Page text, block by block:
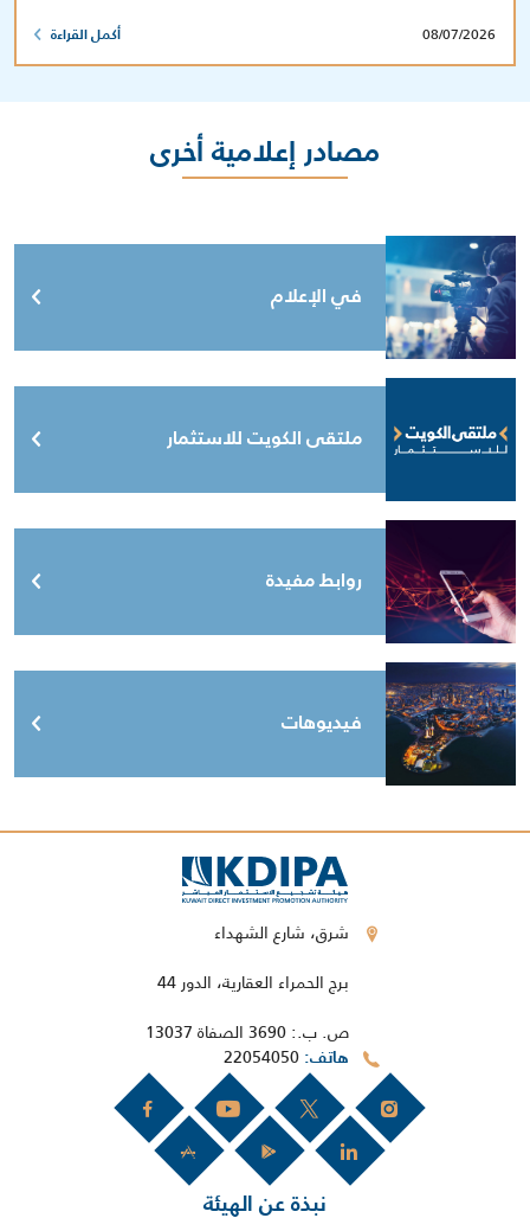
08/07/2026 أكمل القراءة
مصادر إعلامية أخرى
في الإعلام
ملتقى الكويت للاستثمار
روابط مفيدة
فيديوهات
شرق، شارع الشهداء
برج الحمراء العقارية، الدور 44
ص. ب.: 3690 الصفاة 13037
هاتف
نبذة عن الهيئة